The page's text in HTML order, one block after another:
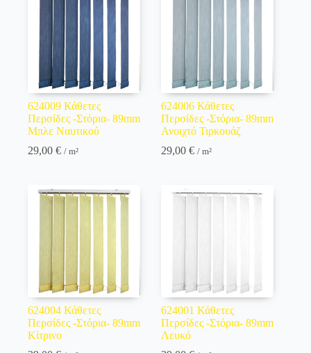
624009 Κάθετες
Περσίδες -Στόρια- 89mm
Μπλε Ναυτικού
29,00 € / m²
624006 Κάθετες
Περσίδες -Στόρια- 89mm
Ανοιχτό Τιρκουάζ
29,00€ / m²
624004 Κάθετες
Περσίδες -Στόρια- 89mm
Κίτρινο
624001 Κάθετες
Περσίδες -Στόρια- 89mm
Λευκό